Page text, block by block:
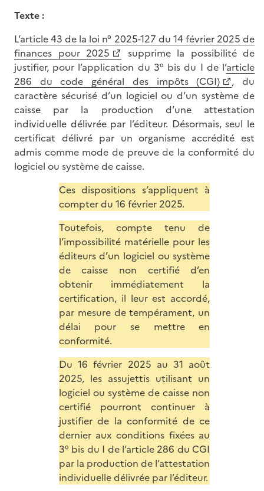
Texte :
L’article 43 de la loi n° 2025-127 du 14 février 2025 de
finances pour 2025
supprime la possibilité de
justifier, pour l’application du 3° bis du I de l’article
286 du code général des impôts (CGI)
, du
caractère sécurisé d’un logiciel ou d’un système de
caisse par la production d’une attestation
individuelle délivrée par l’éditeur. Désormais, seul le
certificat délivré par un organisme accrédité est
admis comme mode de preuve de la conformité du
logiciel ou système de caisse.
Ces dispositions s’appliquent à
compter du 16 février 2025.
Toutefois, compte tenu de
l’impossibilité matérielle pour les
éditeurs d’un logiciel ou système
de caisse non certifié d’en
obtenir immédiatement la
certification, il leur est accordé,
par mesure de tempérament, un
délai pour se mettre en
conformité.
Du 16 février 2025 au 31 août
2025, les assujettis utilisant un
logiciel ou système de caisse non
certifié pourront continuer à
justifier de la conformité de ce
dernier aux conditions fixées au
3° bis du I de l’article 286 du CGI
par la production de l’attestation
individuelle délivrée par l’éditeur.